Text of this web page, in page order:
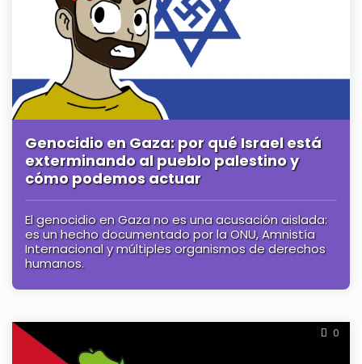
Genocidio en Gaza: por qué Israel está
exterminando al pueblo palestino y
cómo podemos actuar
El genocidio en Gaza no es una acusación aislada:
es un hecho documentado por la ONU, Amnistía
Internacional y múltiples organismos de derechos
humanos.
0